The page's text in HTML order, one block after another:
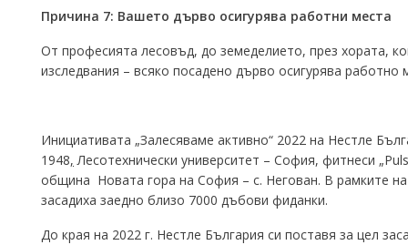
Причина 7: Вашето дърво осигурява работни места
От професията лесовъд, до земеделието, през хората,
изследвания – всяко посадено дърво осигурява
Инициативата „Залесяваме активно“ 2022 на Нестле
1948, Лесотехнически университет – София, фитнеси
община Новата гора на София – с. Негован. В рамките
засадиха заедно близо 7000 дъбови фиданки.
До края на 2022 г. Нестле България си поставя за цел